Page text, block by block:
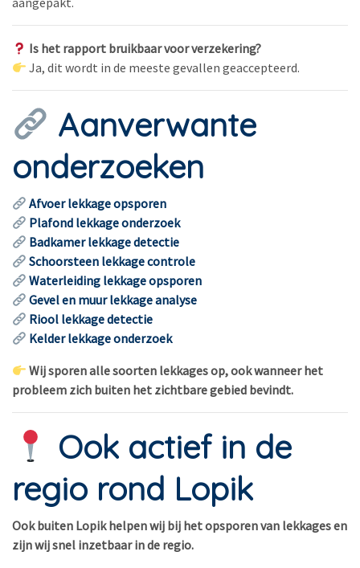
Is het rapport bruikbaar voor verzekering?
Ja, dit wordt in de meeste gevallen geaccepteerd.
Aanverwante
onderzoeken
Afvoer lekkage opsporen
Plafond lekkage onderzoek
Badkamer lekkage detectie
Schoorsteen lekkage controle
Waterleiding lekkage opsporen
Gevel en muur lekkage analyse
Riool lekkage detectie
Kelder lekkage onderzoek
Wij sporen alle soorten lekkages op, ook wanneer het
probleem zich buiten het zichtbare gebied bevindt.
Ook actief in de
regio rond Lopik
Ook buiten Lopik helpen wij bij het opsporen van lekkages en
zijn wij snel inzetbaar in de regio.